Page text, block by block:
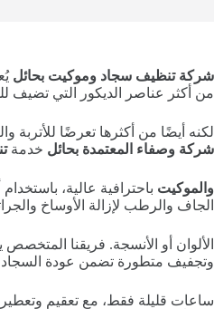
شركة تنظيف سجاد وموكيت بحائل
من أكثر عناصر الديكور التي تضيف
لكنه أيضًا من أكثرها تعرضًا للأتربة
شركة وصفاء المعتمدة بحائل خدمة
والموكيت باحترافية عالية،
الجاف والرطب لإزالة الأوساخ
الألوان أو الأنسجة. فريقنا
وتجفيف متطورة تضمن عودة السجاد
ساعات قليلة فقط، مع تعقيم